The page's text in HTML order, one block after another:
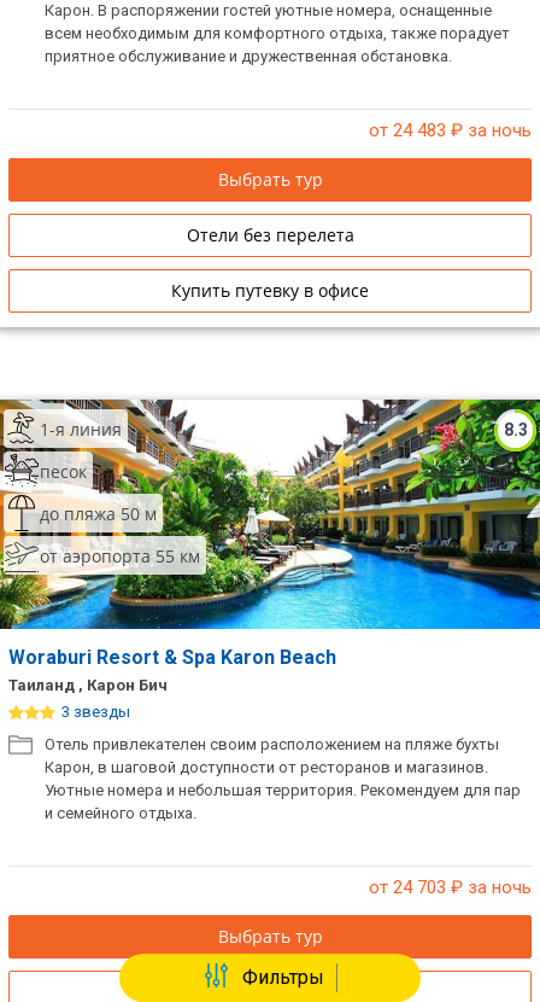
Карон. В распоряжении гостей уютные номера, оснащенные
всем необходимым для комфортного отдыха, также порадует
приятное обслуживание и дружественная обстановка.
от 24 483 ₽ за ночь
Выбрать тур
Отели без перелета
Купить путевку в офисе
8.3
1-я линия
песок
до пляжа 50 м
от аэропорта 55 км
Woraburi Resort & Spa Karon Beach
Таиланд , Карон Бич
3 звезды
Отель привлекателен своим расположением на пляже бухты
Карон, в шаговой доступности от ресторанов и магазинов.
Уютные номера и небольшая территория. Рекомендуем для пар
и семейного отдыха.
от 24 703 ₽ за ночь
Выбрать тур
Отели без перелета
Фильтры